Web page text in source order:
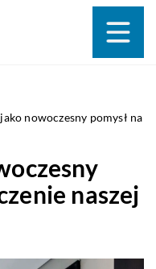
nowoczesny pomysł na
naszej